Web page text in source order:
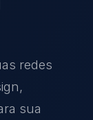
redes
sua